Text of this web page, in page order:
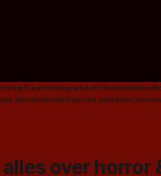
ShopSteamInstagramActiviteitenBoeken
SpookverhaalPremium artikelen
over